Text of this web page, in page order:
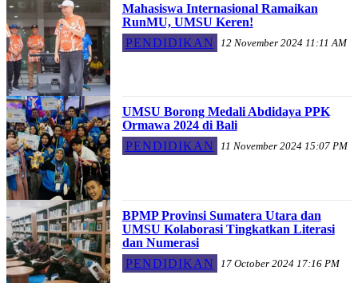
Mahasiswa Internasional Ramaikan
RunMU, UMSU Keren!
PENDIDIKAN
12 November 2024 11:11 AM
UMSU Borong Medali Abdidaya PPK
Ormawa 2024 di Bali
PENDIDIKAN
11 November 2024 15:07 PM
BPMP Provinsi Sumatera Utara dan
UMSU Kolaborasi Tingkatkan Literasi
dan Numerasi
PENDIDIKAN
17 October 2024 17:16 PM